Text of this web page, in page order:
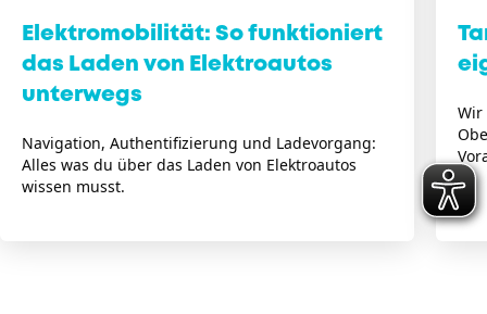
Elektromobilität: So funktioniert
das Laden von Elektroautos
unterwegs
Navigation, Authentifizierung und Ladevorgang:
Alles was du über das Laden von Elektroautos
wissen musst.
Wir